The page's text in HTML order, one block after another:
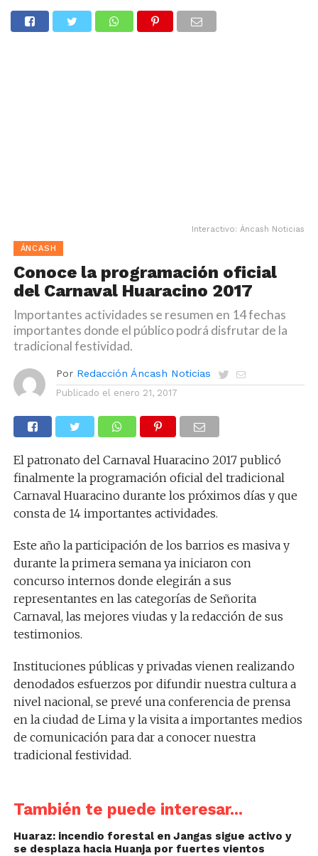
Interactivo: Áncash Noticias
ÁNCASH
Conoce la programación oficial
del Carnaval Huaracino 2017
Importantes actividades se resumen en 14 fechas
importantes donde el público podrá disfrutar de la
tradicional festividad.
Por Redacción Áncash Noticias
Publicado el enero 21, 2017
El patronato del Carnaval Huaracino 2017 publicó
finalmente la programación oficial del tradicional
Carnaval Huaracino durante los próximos días y que
consta de 14 importantes actividades.
Este año la participación de los barrios es masiva y
durante la primera semana ya iniciaron con
concurso internos donde elegirán a sus
representantes en las categorías de Señorita
Carnaval, las mejores viudas y la redacción de sus
testimonios.
Instituciones públicas y privadas vienen realizando
denodados esfuerzos por difundir nuestra cultura a
nivel nacional, se prevé una conferencia de prensa
en la ciudad de Lima y la visita a importantes medios
de comunicación para dar a conocer nuestra
tradicional festividad.
También te puede interesar...
Huaraz: incendio forestal en Jangas sigue activo y
se desplaza hacia Huanja por fuertes vientos